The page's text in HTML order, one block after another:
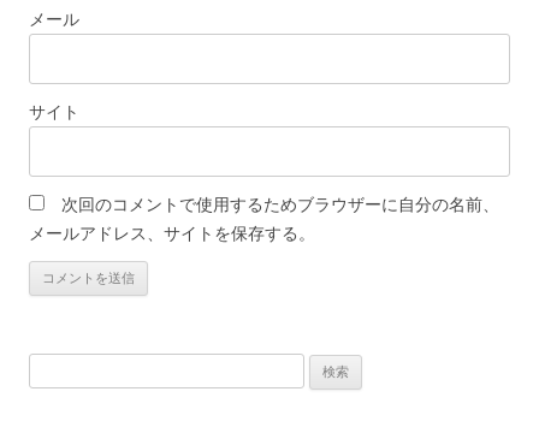
メール
サイト
次回のコメントで使用するためブラウザーに自分の名前、
メールアドレス、サイトを保存する。